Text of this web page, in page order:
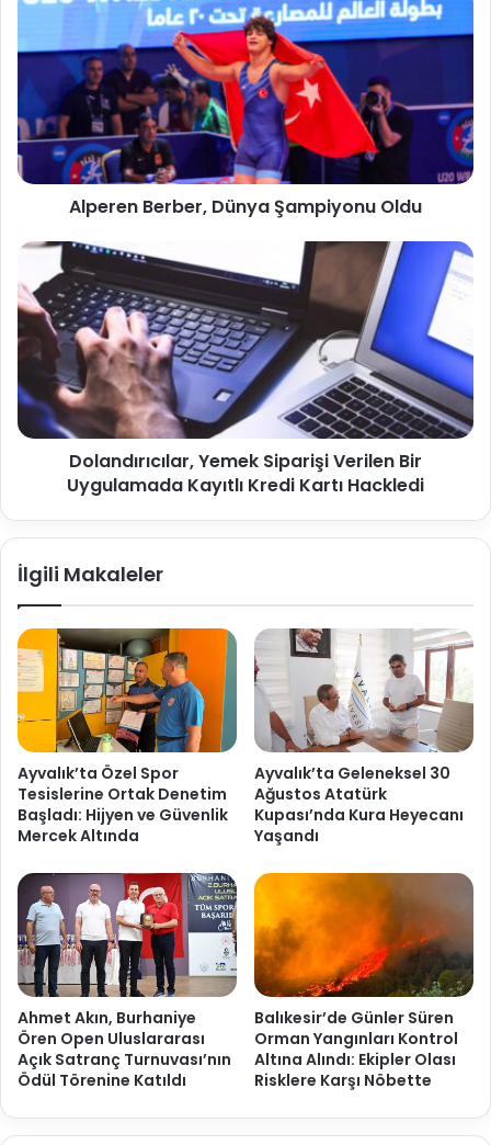
Alperen Berber, Dünya Şampiyonu Oldu
Dolandırıcılar, Yemek Siparişi Verilen Bir
Uygulamada Kayıtlı Kredi Kartı Hackledi
İlgili Makaleler
Ayvalık’ta Özel Spor
Tesislerine Ortak Denetim
Başladı: Hijyen ve Güvenlik
Mercek Altında
Ayvalık’ta Geleneksel 30
Ağustos Atatürk
Kupası’nda Kura Heyecanı
Yaşandı
Ahmet Akın, Burhaniye
Ören Open Uluslararası
Açık Satranç Turnuvası’nın
Ödül Törenine Katıldı
Balıkesir’de Günler Süren
Orman Yangınları Kontrol
Altına Alındı: Ekipler Olası
Risklere Karşı Nöbette